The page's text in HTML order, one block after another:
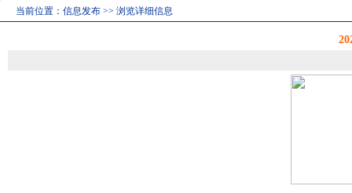
当前位置：信息发布 >> 浏览详细信息